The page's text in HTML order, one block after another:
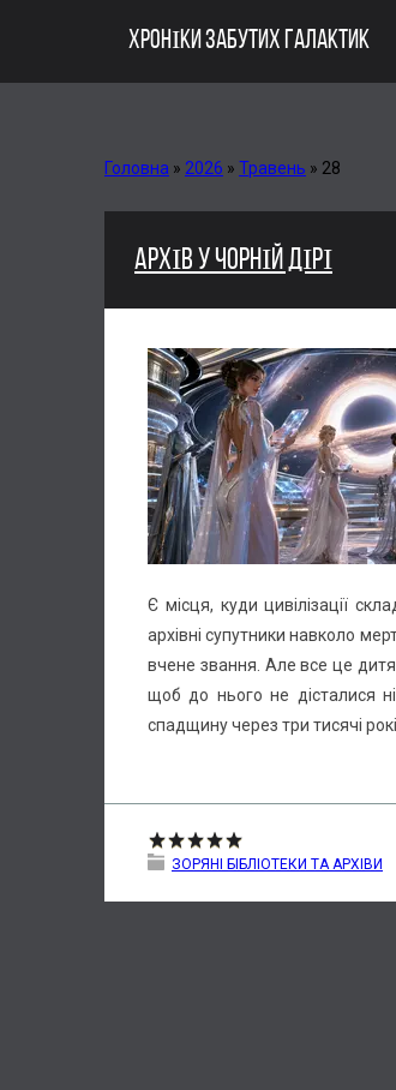
ХРОНІКИ ЗАБУТИХ ГАЛАКТИК
Головна » 2026 » Травень » 28
АРХІВ У ЧОРНІЙ ДІРІ
Є місця, куди цивілізації
архівні супутники навколо
вчене звання. Але все це
щоб до нього не дісталися
спадщину через три тисячі
ЗОРЯНІ БІБЛІОТЕКИ ТА АРХІВИ